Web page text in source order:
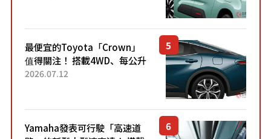
最便宜的Toyota「Crown」
值得關注！ 搭載4WD、每公升
22.4公里低油耗表現超亮眼！
2026.07.12
Yamaha發表可行駛「高速道